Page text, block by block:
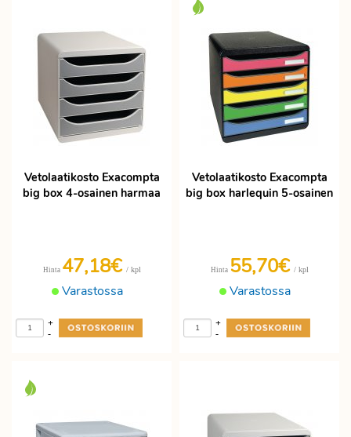
Vetolaatikosto Exacompta
big box 4-osainen harmaa
Varastossa
Hinta 47,18€ / kpl
-
+
Vetolaatikosto Exacompta
big box harlequin 5-osainen
Varastossa
Hinta 55,70€ / kpl
-
+